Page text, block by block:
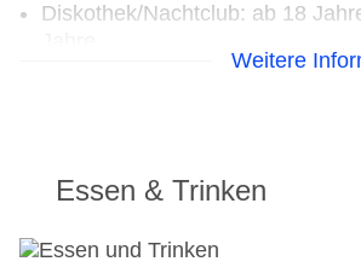
Diskothek/Nachtclub: ab 18
Internet: WLAN/WiFi, im
Zahlungsarten: TUI Card / VISA,
American Express
Tagungseinrichtungen:
Zimmer: 1091
Weitere
Essen & Trinken